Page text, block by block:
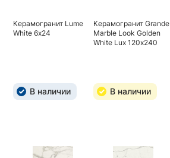
Керамогранит Lume
White 6х24
В наличии
Керамогранит Grande
Marble Look Golden
White Lux 120х240
В наличии